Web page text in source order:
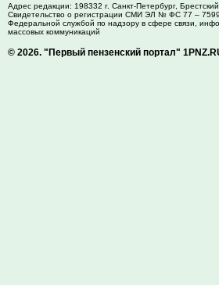
Адрес редакции: 198332 г. Санкт-Петербург,
Свидетельство о регистрации СМИ ЭЛ № ФС 77 –
Федеральной службой по надзору в сфере связи,
массовых коммуникаций
© 2026. "Первый пензенский портал"